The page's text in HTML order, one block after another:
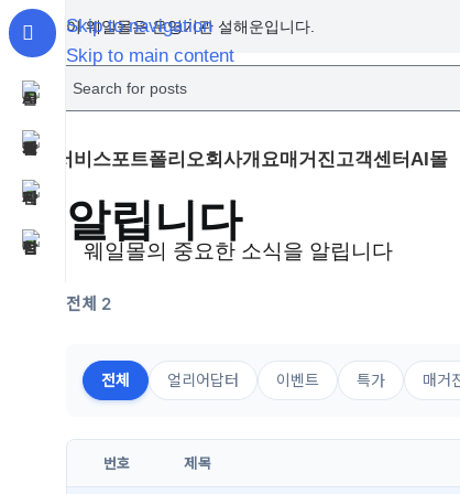
Skip to navigation
Skip to main content
이 웨일몰은 운영기관 설해운입니다.
서비스포트폴리오회사개요매거진고객센터 AI몰
알립니다
웨일몰의 중요한 소식을 알립니다
전체 2
전체 얼리어답터 이벤트 특가 매거
번호 제목